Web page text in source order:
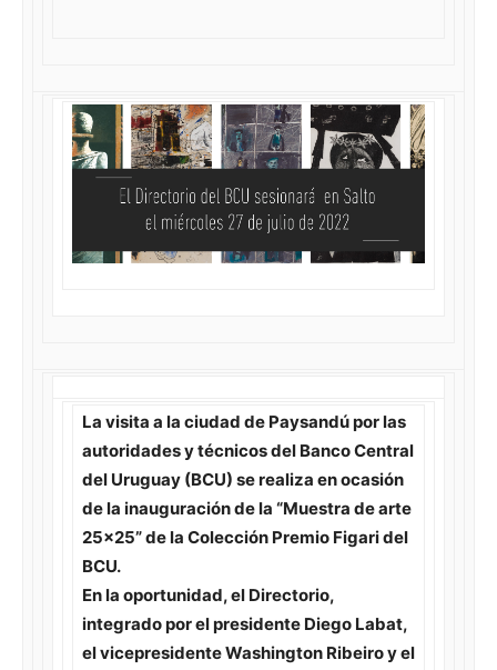
La visita a la ciudad de Paysandú por las
autoridades y técnicos del Banco Central
del Uruguay (BCU) se realiza en ocasión
de la inauguración de la “Muestra de arte
25×25” de la Colección Premio Figari del
BCU.
En la oportunidad, el Directorio,
integrado por el presidente Diego Labat,
el vicepresidente Washington Ribeiro y el